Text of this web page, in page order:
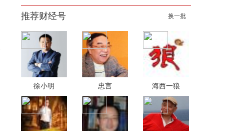
推荐财经号 换一批
徐小明 忠言 海西一狼